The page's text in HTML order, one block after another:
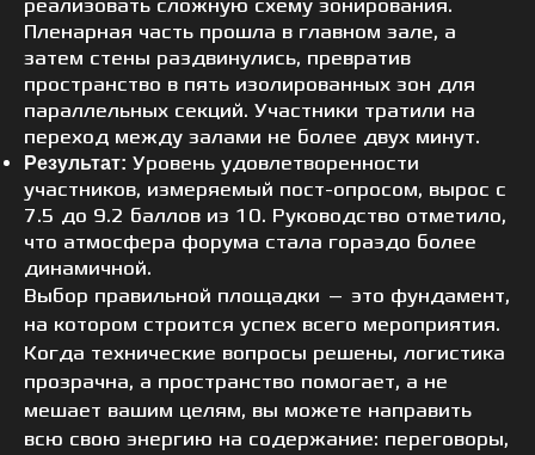
реализовать сложную схему зонирования.
Пленарная часть прошла в главном зале, а
затем стены раздвинулись, превратив
пространство в пять изолированных зон для
параллельных секций. Участники тратили на
переход между залами не более двух минут.
Результат: Уровень удовлетворенности
участников, измеряемый пост-опросом, вырос с
7.5 до 9.2 баллов из 10. Руководство отметило,
что атмосфера форума стала гораздо более
динамичной.
Выбор правильной площадки — это фундамент,
на котором строится успех всего мероприятия.
Когда технические вопросы решены, логистика
прозрачна, а пространство помогает, а не
мешает вашим целям, вы можете направить
всю свою энергию на содержание: переговоры,